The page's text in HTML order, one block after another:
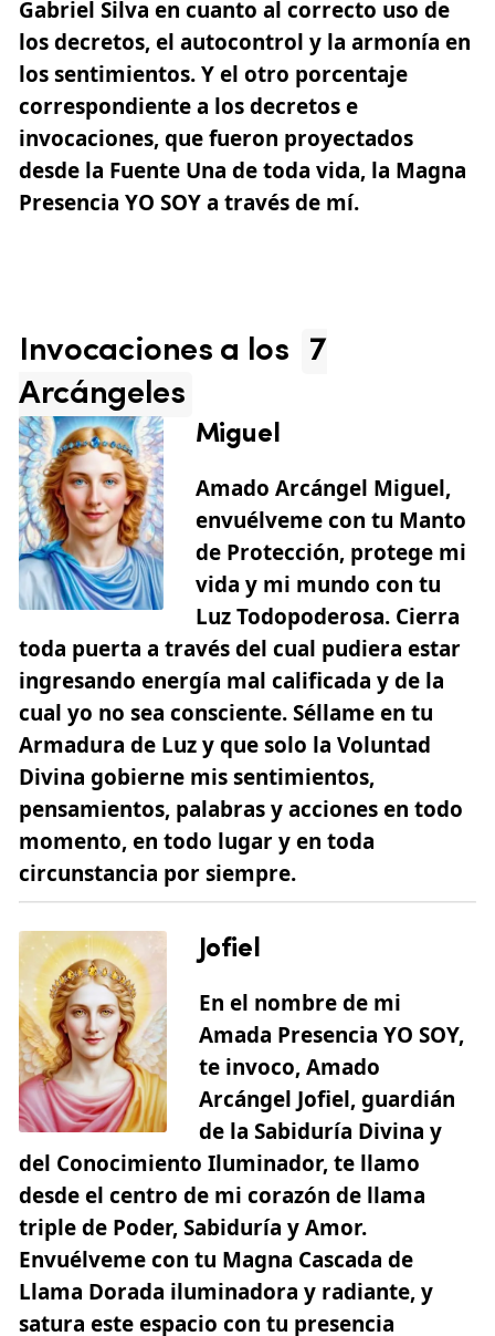
Gabriel Silva en cuanto al correcto uso de
los decretos, el autocontrol y la armonía en
los sentimientos. Y el otro porcentaje
correspondiente a los decretos e
invocaciones, que fueron proyectados
desde la Fuente Una de toda vida, la Magna
Presencia YO SOY a través de mí.
Invocaciones a los
7
Arcángeles
Miguel
Amado Arcángel Miguel,
envuélveme con tu Manto
de Protección, protege mi
vida y mi mundo con tu
Luz Todopoderosa. Cierra
toda puerta a través del cual pudiera estar
ingresando energía mal calificada y de la
cual yo no sea consciente. Séllame en tu
Armadura de Luz y que solo la Voluntad
Divina gobierne mis sentimientos,
pensamientos, palabras y acciones en todo
momento, en todo lugar y en toda
circunstancia por siempre.
Jofiel
En el nombre de mi
Amada Presencia YO SOY,
te invoco, Amado
Arcángel Jofiel, guardián
de la Sabiduría Divina y
del Conocimiento Iluminador, te llamo
desde el centro de mi corazón de llama
triple de Poder, Sabiduría y Amor.
Envuélveme con tu Magna Cascada de
Llama Dorada iluminadora y radiante, y
satura este espacio con tu presencia